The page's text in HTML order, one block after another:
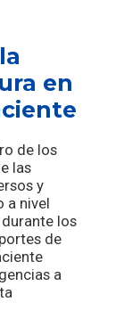
en
de los
las
y
a nivel
los
de
a